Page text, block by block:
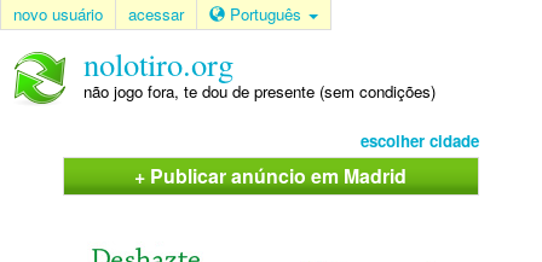
novo usuário acessar Português
nolotiro.org
não jogo fora, te dou de presente (sem condições)
escolher cidade
+ Publicar anúncio em Madrid